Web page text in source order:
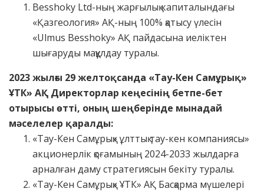
Besshoky Ltd-ның жарғылық капиталындағы
«Қазгеология» АҚ-ның 100% қатысу үлесін
«Ulmus Besshoky» АҚ пайдасына иеліктен
шығаруды мақұлдау туралы.
2023 жылғы 29 желтоқсанда «Тау-Кен Самұрық»
ҰТК» АҚ Директорлар кеңесінің бетпе-бет
отырысы өтті, оның шеңберінде мынадай
мәселелер қаралды:
«Тау-Кен Самұрық» ұлттық тау-кен компаниясы»
акционерлік қоғамының 2024-2033 жылдарға
арналған даму стратегиясын бекіту туралы.
«Тау-Кен Самұрық» ҰТК» АҚ Басқарма мүшелері